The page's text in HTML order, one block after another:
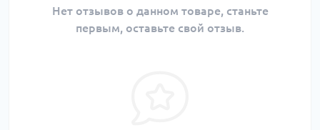
Нет отзывов о данном товаре, станьте
первым, оставьте свой отзыв.